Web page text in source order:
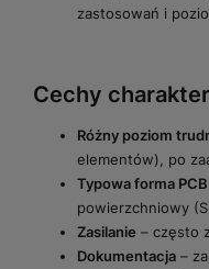
zastosowań i
Cechy
Różny poziom
elementów), po
Typowa forma PCB
powierzchniowy
Zasilanie – często
Dokumentacja –